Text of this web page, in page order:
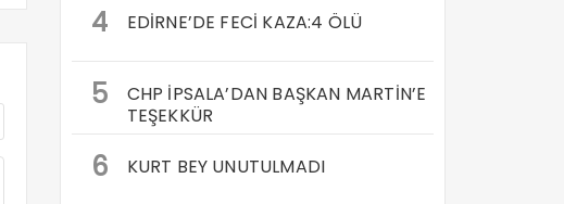
4 EDİRNE’DE FECİ KAZA:4 ÖLÜ
5
CHP İPSALA’DAN BAŞKAN MARTİN’E
TEŞEKKÜR
6 KURT BEY UNUTULMADI